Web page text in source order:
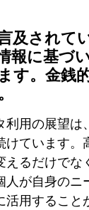
及されて
報に基づ
す。金銭
利用の展望は
けています
えるだけで
人が自身のニ
用すること